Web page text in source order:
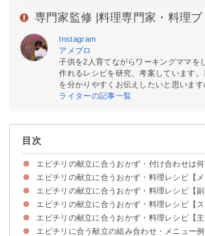
専門家監修 | 料理専門家・料理
Instagram
アメブロ
子供を2人育てながらワーキングママを
作れるレシピを研究、考案しています
を分かりやすくお伝えしたいと思います
ライターの記事一覧
目次
エビチリの献立に合うおかず・付け合わせは何
エビチリの献立に合うおかず・料理レシピ【メ
①酢豚
②春巻き
③肉野菜炒め
④豚キムチ餃子
⑤からあげ
⑥八宝菜
⑦しらす入りかに玉
エビチリの献立に合うおかず・料理レシピ【副
①もやしのナムル
②ニラ玉
③豆苗の煮びたし
④きゅうりとわかめの酢の物
⑤春雨中華サラダ
⑥厚揚げの甘辛ごま焼き
⑦豆苗サラダ
⑧レンコンのブラックペッパー炒め
⑨蒸し鶏の中華風サラダ
⑩大根サラダ
エビチリの献立に合うおかず・料理レシピ【ス
①中華風コーンスープ
②生姜と卵のスープ
③春雨スープ
④わかめスープ
⑤ワンタンスープ
エビチリの献立に合うおかず・料理レシピ【主
①ラーメン
②チャーハン
③あんかけ焼きそば
エビチリに合う献立の組み合わせ・メニュー例